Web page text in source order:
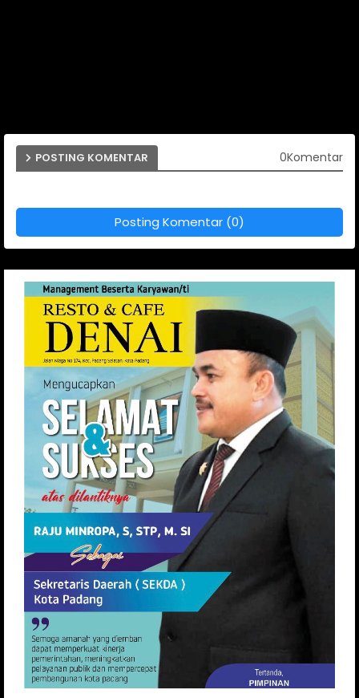
POSTING KOMENTAR 0Komentar
Posting Komentar (0)